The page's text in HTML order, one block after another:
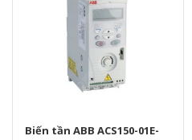
Biến tần ABB ACS150-01E-